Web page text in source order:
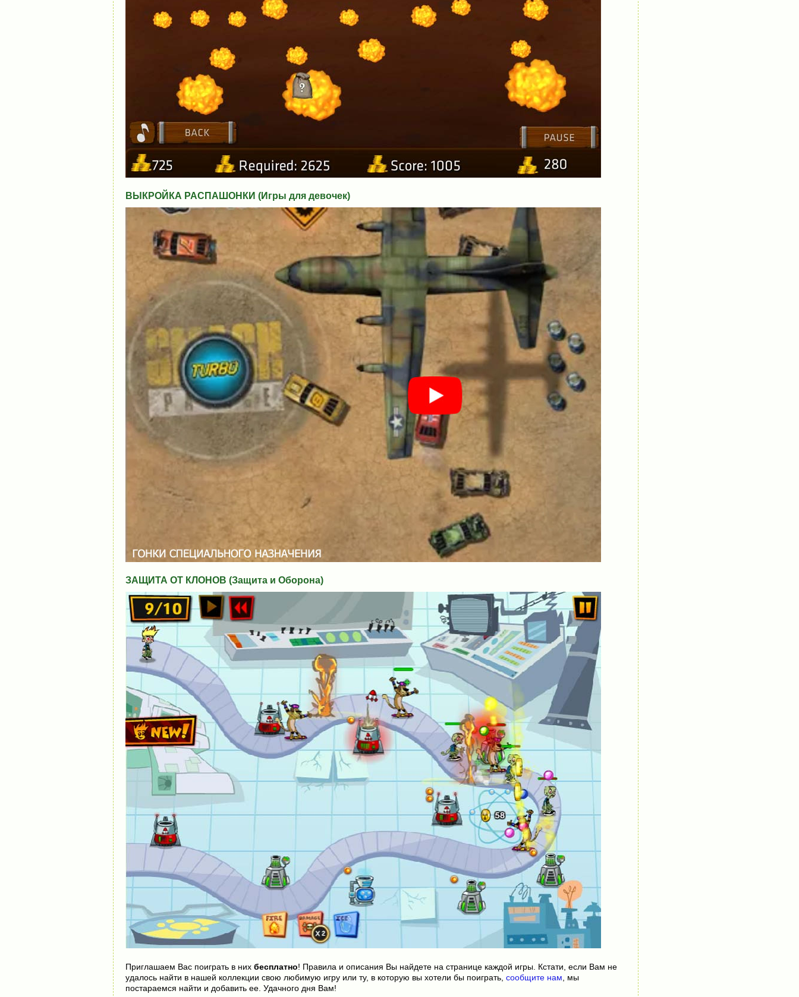
ВЫКРОЙКА РАСПАШОНКИ (Игры для девочек)
ЗАЩИТА ОТ КЛОНОВ (Защита и Оборона)
Приглашаем Вас поиграть в них бесплатно! Правила и описания Вы найдете на странице каждой игры. Кстати, если Вам не
удалось найти в нашей коллекции свою любимую игру или ту, в которую вы хотели бы поиграть, сообщите нам , мы
постараемся найти и добавить ее. Удачного дня Вам!